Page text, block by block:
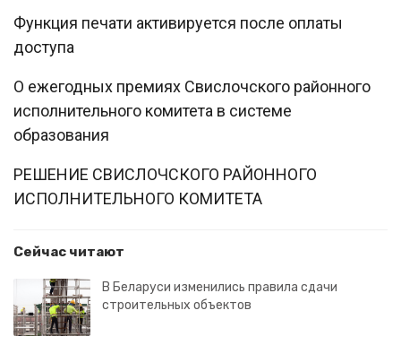
Функция печати активируется после оплаты
доступа
О ежегодных премиях Свислочского районного
исполнительного комитета в системе
образования
РЕШЕНИЕ СВИСЛОЧСКОГО РАЙОННОГО
ИСПОЛНИТЕЛЬНОГО КОМИТЕТА
Сейчас читают
В Беларуси изменились правила сдачи
строительных объектов